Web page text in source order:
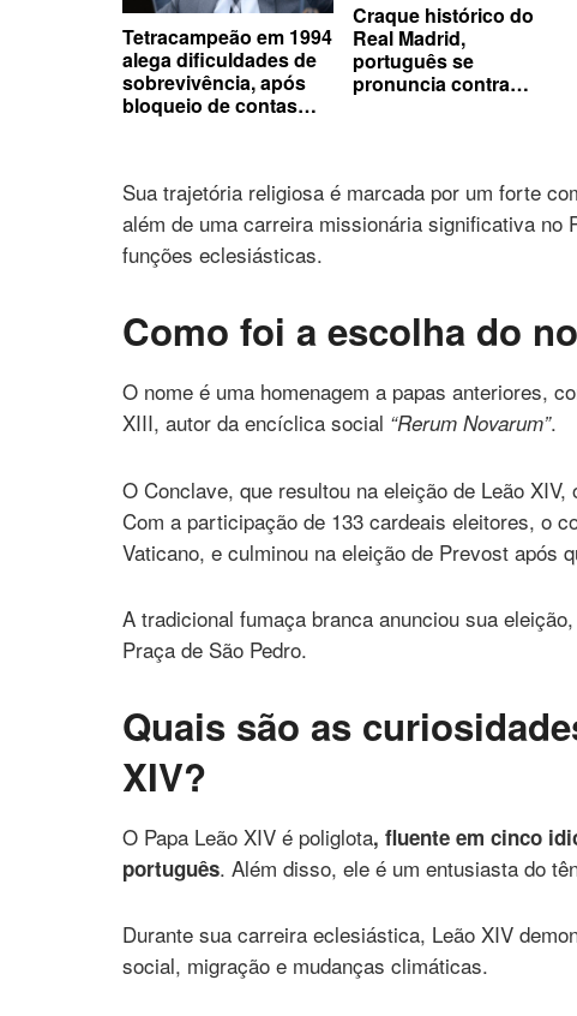
Tetracampeão em 1994
alega dificuldades de
sobrevivência, após
bloqueio de contas
Craque histórico do
Real Madrid,
português se
pronuncia contra
Sua trajetória religiosa é marcada por um forte
além de uma carreira missionária significativa no
funções eclesiásticas.
Como foi a escolha do
O nome é uma homenagem a papas anteriores,
XIII, autor da encíclica social “Rerum Novarum”.
O Conclave, que resultou na eleição de Leão
Com a participação de 133 cardeais eleitores, o
Vaticano, e culminou na eleição de Prevost após
A tradicional fumaça branca anunciou sua
Praça de São Pedro.
Quais são as
XIV?
O Papa Leão XIV é poliglota, fluente em cinco
português. Além disso, ele é um entusiasta do
Durante sua carreira eclesiástica, Leão XIV
social, migração e mudanças climáticas.